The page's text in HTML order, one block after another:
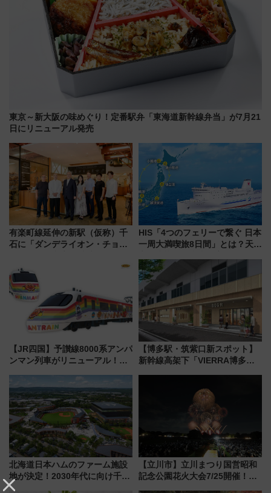
東京～新大阪の味めぐり！定番駅弁「東海道新幹線弁当」が7月21
日にリニューアル発売
有楽町線延伸の新駅（仮称）千
石に「ダンデライオン・チョコ
1億円出資で挑む新時代のまちづ
くりとは？
HIS「4つのフェリーで繋ぐ 日本
一周大満喫旅8日間」とは？天橋
の絶景＆限定グルメを網羅！煩
雑な手続きも不要でお手軽に楽
しめるプランが登場
【JR四国】予讃線8000系アンパ
ンマン列車がリニューアル！内
【博多駅・筑紫口新スポット】
新幹線高架下「VIERRA博多テ
北海道日本ハムのファーム施設
地が決定！2030年代に向け千歳
線沿線が一大野球エリア
【立川市】立川まつり国営昭和
記念公園花火大会7/25開催！